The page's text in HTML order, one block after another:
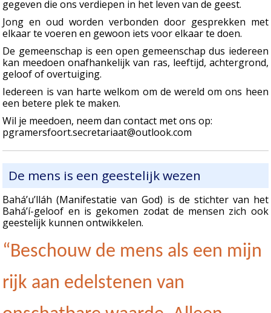
gegeven die ons verdiepen in het leven van de geest.
Jong en oud worden verbonden door gesprekken met
elkaar te voeren en gewoon iets voor elkaar te doen.
De gemeenschap is een open gemeenschap dus iedereen
kan meedoen onafhankelijk van ras, leeftijd, achtergrond,
geloof of overtuiging.
Iedereen is van harte welkom om de wereld om ons heen
een betere plek te maken.
Wil je meedoen, neem dan contact met ons op:
pgramersfoort.secretariaat@outlook.com
De mens is een geestelijk wezen
Bahá’u’lláh (Manifestatie van God) is de stichter van het
Bahá’í-geloof en is gekomen zodat de mensen zich ook
geestelijk kunnen ontwikkelen.
“Beschouw de mens als een mijn
rijk aan edelstenen van